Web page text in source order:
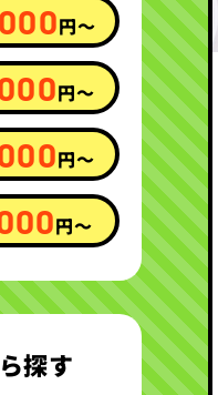
円〜
円〜
円〜
円〜
探す